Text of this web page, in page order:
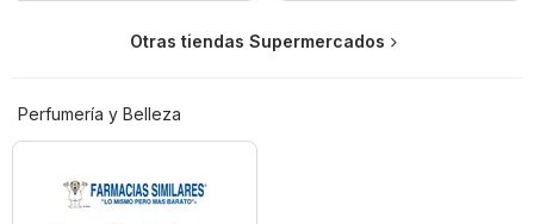
Otras tiendas Supermercados
Perfumería y Belleza